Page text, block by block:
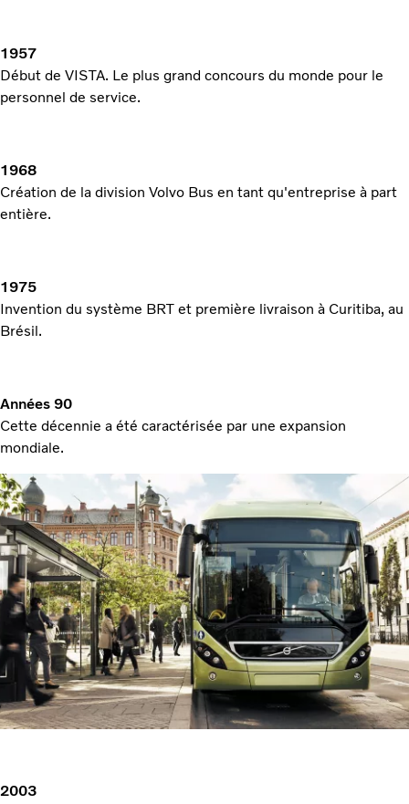
1957
Début de VISTA. Le plus grand concours du monde pour le
personnel de service.
1968
Création de la division Volvo Bus en tant qu'entreprise à part
entière.
1975
Invention du système BRT et première livraison à Curitiba, au
Brésil.
Années 90
Cette décennie a été caractérisée par une expansion
mondiale.
2003